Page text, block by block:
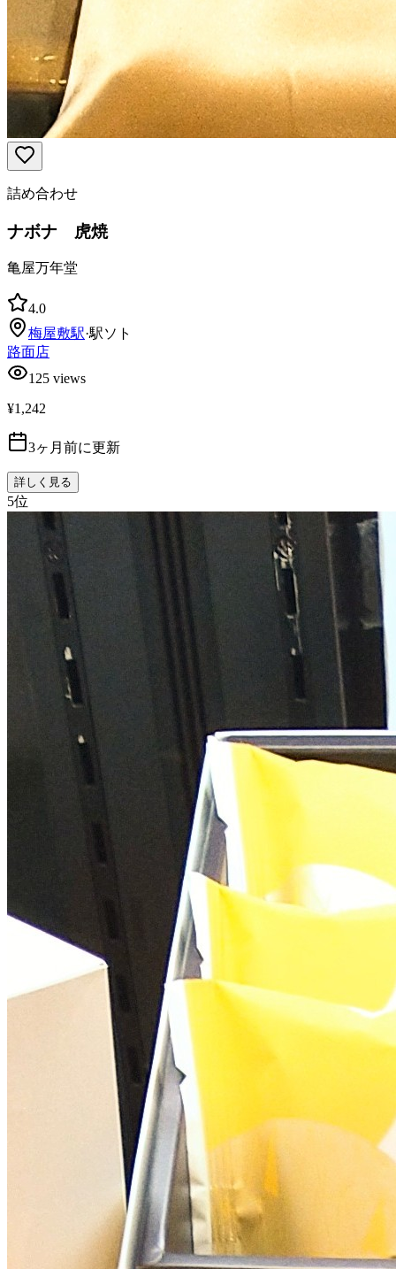
詰め合わせ
ナボナ 虎焼
亀屋万年堂
4.0
梅屋敷駅·駅ソト
路面店
125 views
¥1,242
3ヶ月前に更新
詳しく見る
5位